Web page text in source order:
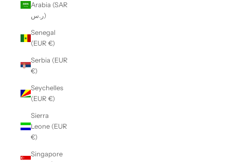
Arabia (SAR
ر.س)
Senegal
(EUR €)
Serbia (EUR
€)
Seychelles
(EUR €)
Sierra
Leone (EUR
€)
Singapore